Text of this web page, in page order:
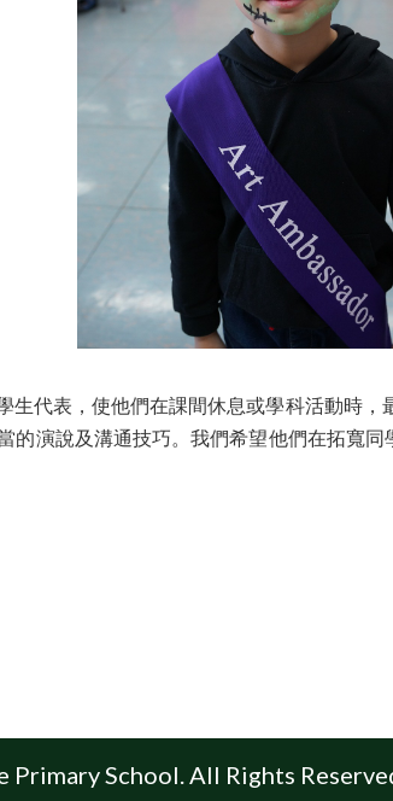
生代表，使他們在課間休息或學科活動時
的演說及溝通技巧。我們希望他們在拓寬
School. All Rights